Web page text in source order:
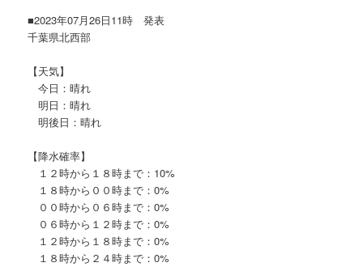
■2023年07月26日11時 発表
千葉県北西部
【天気】
今日：晴れ
明日：晴れ
明後日：晴れ
【降水確率】
１２時から１８時まで：10%
１８時から００時まで：0%
００時から０６時まで：0%
０６時から１２時まで：0%
１２時から１８時まで：0%
１８時から２４時まで：0%